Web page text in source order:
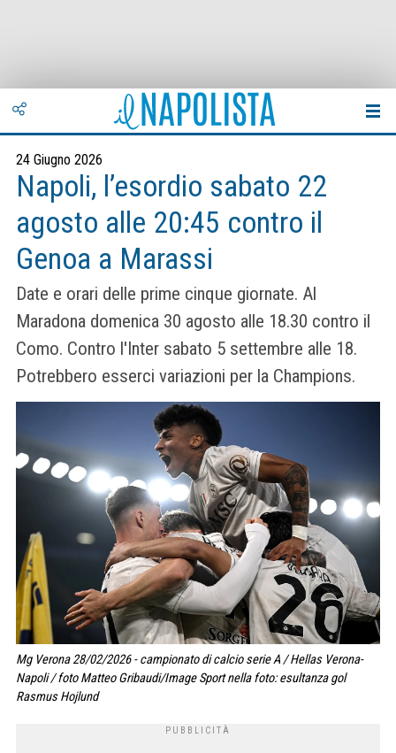
24 Giugno 2026
Napoli, l’esordio sabato 22
agosto alle 20:45 contro il
Genoa a Marassi
Date e orari delle prime cinque giornate. Al
Maradona domenica 30 agosto alle 18.30 contro il
Como. Contro l'Inter sabato 5 settembre alle 18.
Potrebbero esserci variazioni per la Champions.
Mg Verona 28/02/2026 - campionato di calcio serie A / Hellas Verona-
Napoli / foto Matteo Gribaudi/Image Sport nella foto: esultanza gol
Rasmus Hojlund